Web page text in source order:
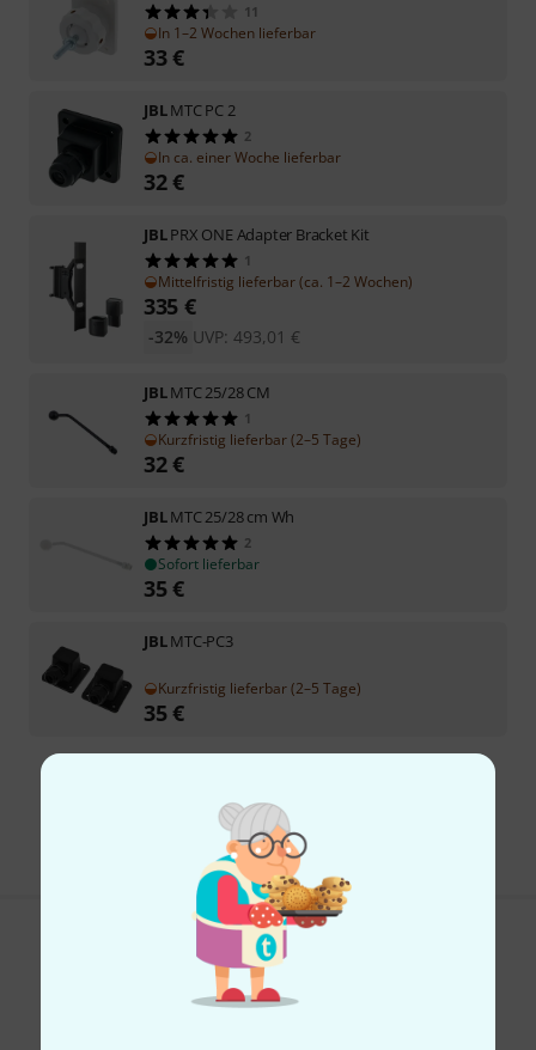
11
In 1–2 Wochen lieferbar
33€
JBLMTC PC 2
2
In ca. einer Woche lieferbar
32€
JBLPRX ONE Adapter Bracket Kit
1
Mittelfristig lieferbar (ca. 1–2 Wochen)
335 €
UVP: 493,01 €
-32%
JBLMTC 25/28 CM
1
Kurzfristig lieferbar (2–5 Tage)
32€
JBLMTC 25/28 cm Wh
2
Sofort lieferbar
35€
JBLMTC-PC3
Kurzfristig lieferbar (2–5 Tage)
35€
Alle Preise inkl. MwSt.
Gefällt Ihnen, was Sie sehen?
Teilen Hilfe & Feedback